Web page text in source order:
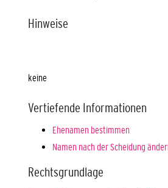
Hinweise
keine
Vertiefende Informationen
Ehenamen bestimmen
Namen nach der Scheidung
Rechtsgrundlage